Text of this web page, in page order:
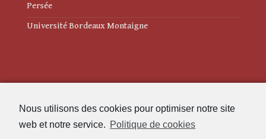
Nous utilisons des cookies pour optimiser notre site
web et notre service. Politique de cookies
Persée
Université Bordeaux Montaigne
Politique de cookies (UE)